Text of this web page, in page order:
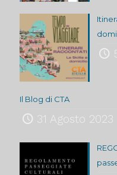
Il Blog di CTA
31 Agosto 2023